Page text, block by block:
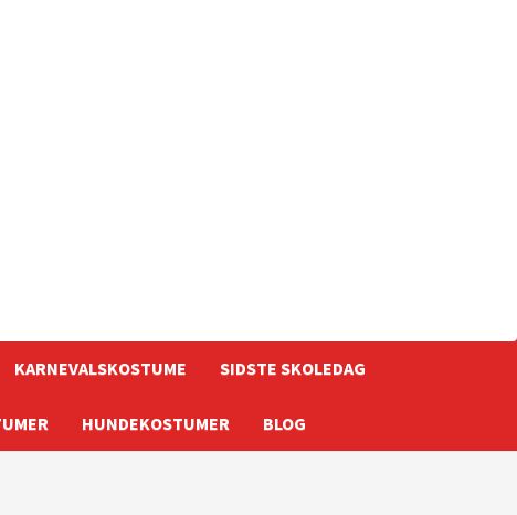
KARNEVALSKOSTUME SIDSTE SKOLEDAG
HUNDEKOSTUMER BLOG